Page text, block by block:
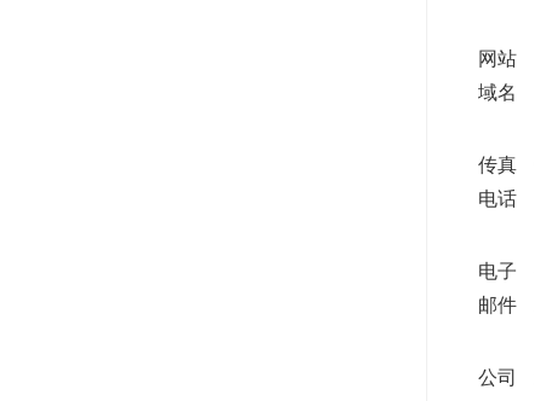
网站
域名
传真
电话
电子
邮件
公司